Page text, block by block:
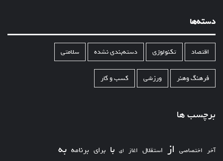
دسته‌ها
اقتصاد تکنولوژی دسته‌بندی نشده سلامتی
فرهنگ وهنر ورزشی کسب و کار
برچسب ها
آخر اختصاصی از استقلال اغاز ای با برای برنامه به